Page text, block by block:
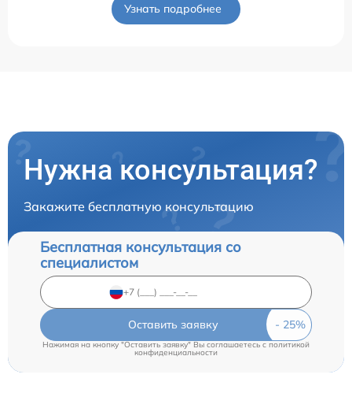
Узнать подробнее
Нужна консультация?
Закажите бесплатную консультацию
Бесплатная консультация со
специалистом
Оставить заявку
Нажимая на кнопку "Оставить заявку" Вы соглашаетесь cполитикой
конфиденциальности